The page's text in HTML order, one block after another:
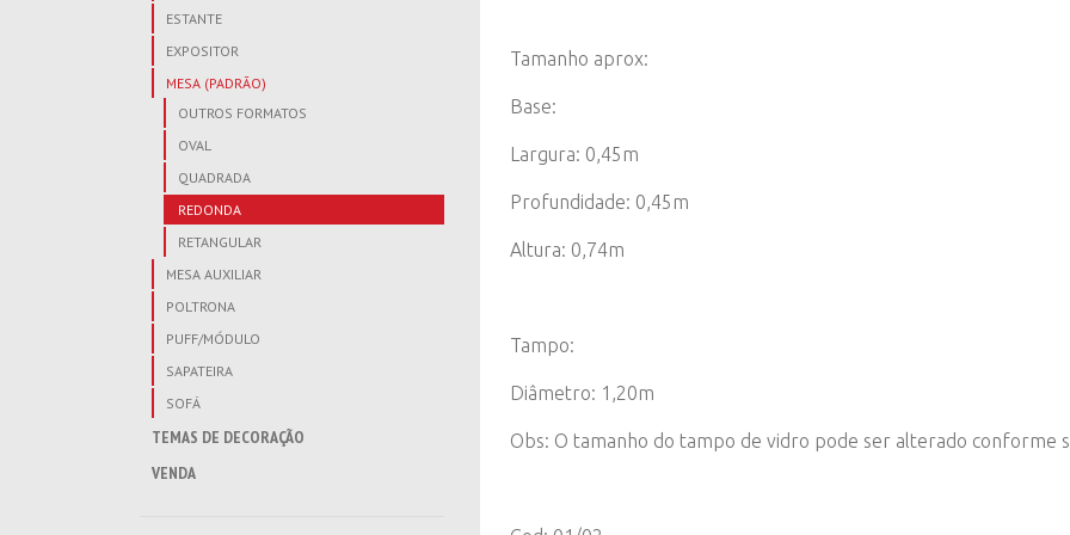
ESTANTE
EXPOSITOR
MESA (PADRÃO)
OUTROS FORMATOS
OVAL
QUADRADA
REDONDA
RETANGULAR
MESA AUXILIAR
POLTRONA
PUFF/MÓDULO
SAPATEIRA
SOFÁ
TEMAS DE DECORAÇÃO
VENDA
Tamanho aprox:
Base:
Largura: 0,45m
Profundidade: 0,45m
Altura: 0,74m
Tampo:
Diâmetro: 1,20m
Obs: O tamanho do tampo de vidro pode ser alterado conforme